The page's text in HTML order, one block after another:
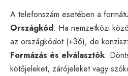
A telefonszám esetében a
Országkód: Ha nemzetközi
az országkódot (+36), de
Formázás és elválasztók:
kötőjeleket, zárójeleket vagy